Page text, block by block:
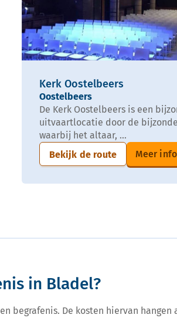
Kerk Oostelbeers
Oostelbeers
De Kerk Oostelbeers is een
uitvaartlocatie door de
waarbij het altaar, ...
Bekijk de route
Meer
in Bladel?
begrafenis. De kosten hiervan